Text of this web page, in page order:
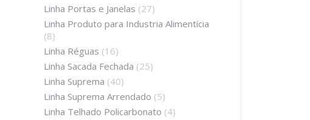
Linha Portas e Janelas (27)
Linha Produto para Industria Alimentícia
(8)
Linha Réguas (16)
Linha Sacada Fechada (25)
Linha Suprema (40)
Linha Suprema Arrendado (5)
Linha Telhado Policarbonato (4)